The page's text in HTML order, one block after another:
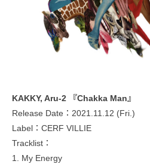
KAKKY, Aru-2 『Chakka Man』
Release Date：2021.11.12 (Fri.)
Label：CERF VILLIE
Tracklist：
1. My Energy